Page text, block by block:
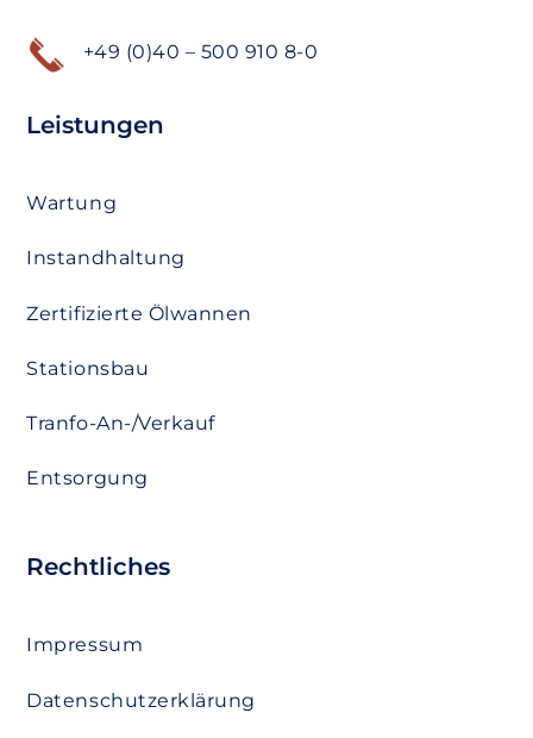
+49 (0)40 – 500 910 8-0
Leistungen
Wartung
Instandhaltung
Zertifizierte Ölwannen
Stationsbau
Tranfo-An-/Verkauf
Entsorgung
Rechtliches
Impressum
Datenschutzerklärung